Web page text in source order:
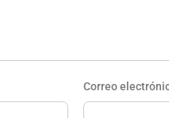
Correo